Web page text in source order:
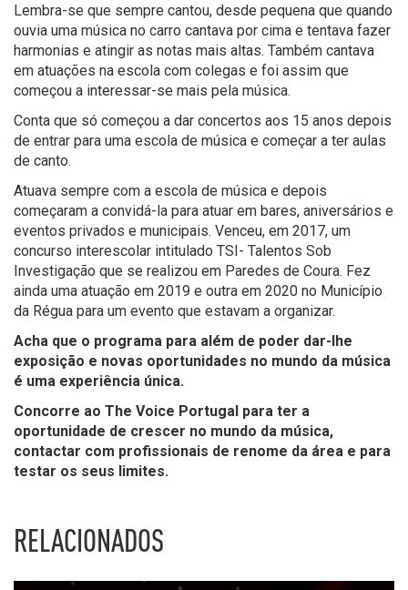
Lembra-se que sempre cantou, desde pequena que quando
ouvia uma música no carro cantava por cima e tentava fazer
harmonias e atingir as notas mais altas. Também cantava
em atuações na escola com colegas e foi assim que
começou a interessar-se mais pela música.
Conta que só começou a dar concertos aos 15 anos depois
de entrar para uma escola de música e começar a ter aulas
de canto.
Atuava sempre com a escola de música e depois
começaram a convidá-la para atuar em bares, aniversários e
eventos privados e municipais. Venceu, em 2017, um
concurso interescolar intitulado TSI- Talentos Sob
Investigação que se realizou em Paredes de Coura. Fez
ainda uma atuação em 2019 e outra em 2020 no Município
da Régua para um evento que estavam a organizar.
Acha que o programa para além de poder dar-lhe
exposição e novas oportunidades no mundo da música
é uma experiência única.
Concorre ao The Voice Portugal para ter a
oportunidade de crescer no mundo da música,
contactar com profissionais de renome da área e para
testar os seus limites.
RELACIONADOS